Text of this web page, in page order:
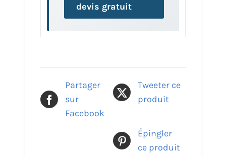
devis gratuit
Partager
sur
Facebook
Tweeter ce
produit
Épingler
ce produit